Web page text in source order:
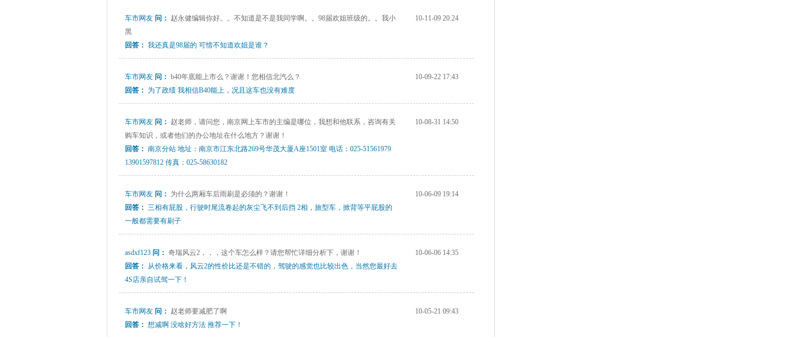
车市网友 问： 赵永健编辑你好。。不知道是不是我同学啊。。98届欢姐班级的。。我小
黑
10-11-09 20:24
回答： 我还真是98届的 可惜不知道欢姐是谁？
车市网友 问： b40年底能上市么？谢谢！您相信北汽么？
10-09-22 17:43
回答： 为了政绩 我相信B40能上，况且这车也没有难度
车市网友 问： 赵老师，请问您，南京网上车市的主编是哪位，我想和他联系，咨询有关
购车知识，或者他们的办公地址在什么地方？谢谢！
10-08-31 14:50
回答： 南京分站 地址：南京市江东北路269号华茂大厦A座1501室 电话：025-51561979
13901597812 传真：025-58630182
车市网友 问： 为什么两厢车后雨刷是必须的？谢谢！
10-06-09 19:14
回答： 三相有屁股，行驶时尾流卷起的灰尘飞不到后挡 2相，旅型车，掀背等平屁股的
一般都需要有刷子
asdxf123 问： 奇瑞风云2，，，这个车怎么样？请您帮忙详细分析下，谢谢！
10-06-06 14:35
回答： 从价格来看，风云2的性价比还是不错的，驾驶的感觉也比较出色，当然您最好去
4S店亲自试驾一下！
车市网友 问： 赵老师要减肥了啊
10-05-21 09:43
回答： 想减啊 没啥好方法 推荐一下！